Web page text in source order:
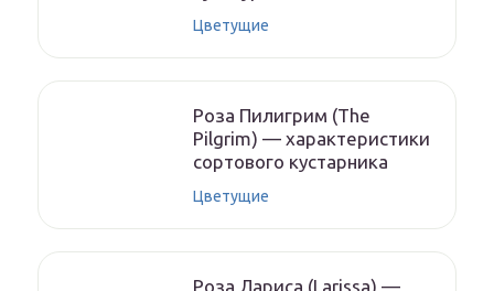
Цветущие
Роза Пилигрим (The
Pilgrim) — характеристики
сортового кустарника
Цветущие
Роза Лариса (Larissa) —